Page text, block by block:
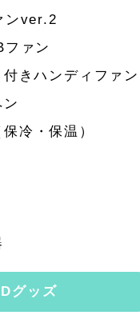
ンver.2
ァン
きハンディファン
冷・保温）
グッズ